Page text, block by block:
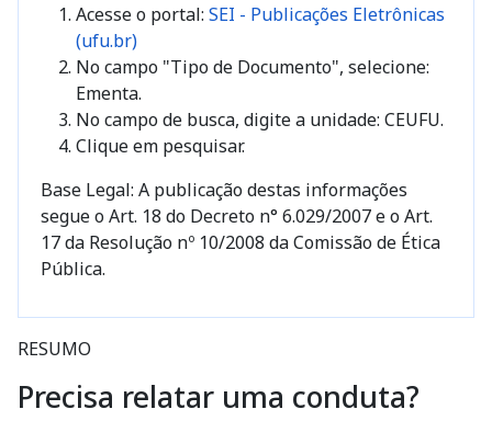
Acesse o portal: SEI - Publicações Eletrônicas
(ufu.br)
No campo "Tipo de Documento", selecione:
Ementa.
No campo de busca, digite a unidade: CEUFU.
Clique em pesquisar.
Base Legal: A publicação destas informações
segue o Art. 18 do Decreto n° 6.029/2007 e o Art.
17 da Resolução nº 10/2008 da Comissão de Ética
Pública.
RESUMO
Precisa relatar uma conduta?